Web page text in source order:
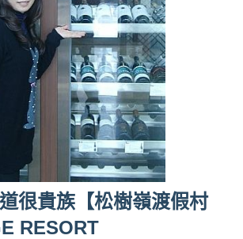
很貴族【松樹嶺渡假村
RESORT